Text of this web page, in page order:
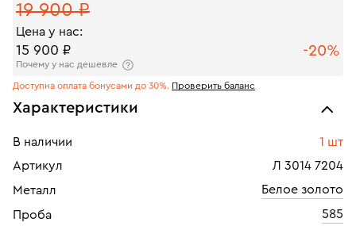
19 900 ₽
Цена у нас:
15 900 ₽ -20%
Почему у нас дешевле
Доступна оплата бонусами до 30%. Проверить баланс
Характеристики
В наличии
1 шт
Артикул
Л 3014 7204
Металл
Белое золото
Проба
585